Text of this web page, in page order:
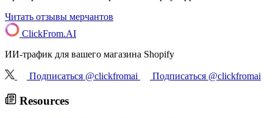
Читать отзывы мерчантов
ClickFrom.AI
ИИ-трафик для вашего магазина Shopify
Подписаться @clickfromai Подписаться @clickfromai
Resources